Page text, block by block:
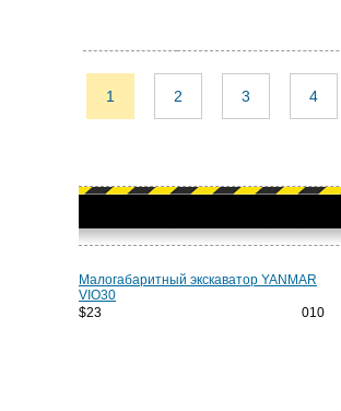
1 2 3 4
Малогабаритный экскаватор YANMAR
VIO30
$23 010